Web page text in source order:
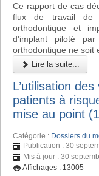
Ce rapport de cas
flux de travail de
orthodontique et
d'implant piloté
orthodontique ne soit
Lire la suite...
L’utilisation
patients à
mise au point
Catégorie : Dossiers du
Publication : 30
Mis à jour : 30
Affichages : 13005